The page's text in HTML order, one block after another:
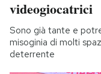
videogiocatrici
Sono già tante e
misoginia di molti
deterrente